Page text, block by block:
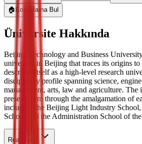
🏠 Konaklama Bul
Üniversite Hakkında
Beijing Technology and Business
university in Beijing that traces its origins to
describes itself as a high-level research
disciplinary profile spanning science,
management, arts, law and agriculture. The
present form through the amalgamation of
including the Beijing Light Industry
School and the Administration School of
Read More